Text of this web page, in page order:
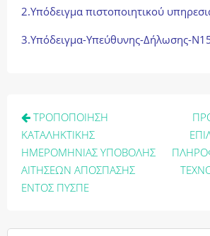
2.Υπόδειγμα πιστοποιητικού
3.Υπόδειγμα-Υπεύθυνης-Δήλωσης-
Πλοήγηση
άρθρων
ΤΡΟΠΟΠΟΙΗΣΗ
ΚΑΤΑΛΗΚΤΙΚΗΣ
ΗΜΕΡΟΜΗΝΙΑΣ ΥΠΟΒΟΛΗΣ
ΑΙΤΗΣΕΩΝ ΑΠΟΣΠΑΣΗΣ
ENΤΟΣ ΠΥΣΠΕ